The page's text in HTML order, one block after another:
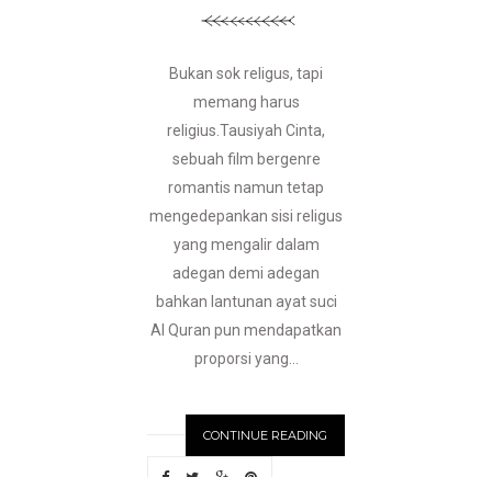
Bukan sok religus, tapi
memang harus
religius.Tausiyah Cinta,
sebuah film bergenre
romantis namun tetap
mengedepankan sisi religus
yang mengalir dalam
adegan demi adegan
bahkan lantunan ayat suci
Al Quran pun mendapatkan
proporsi yang...
CONTINUE READING